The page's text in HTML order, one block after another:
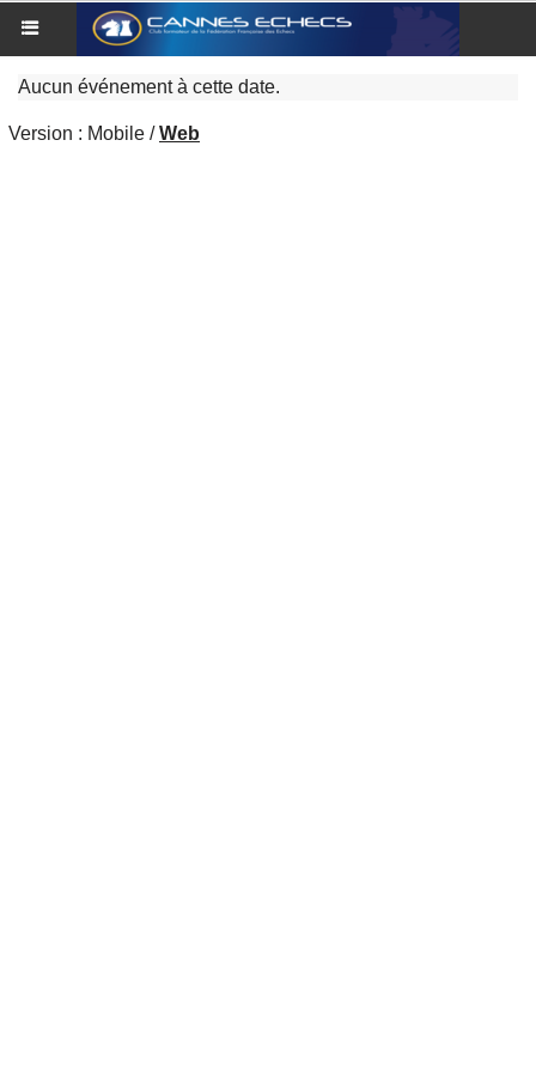
Aucun événement à cette date.
Version : Mobile /Web